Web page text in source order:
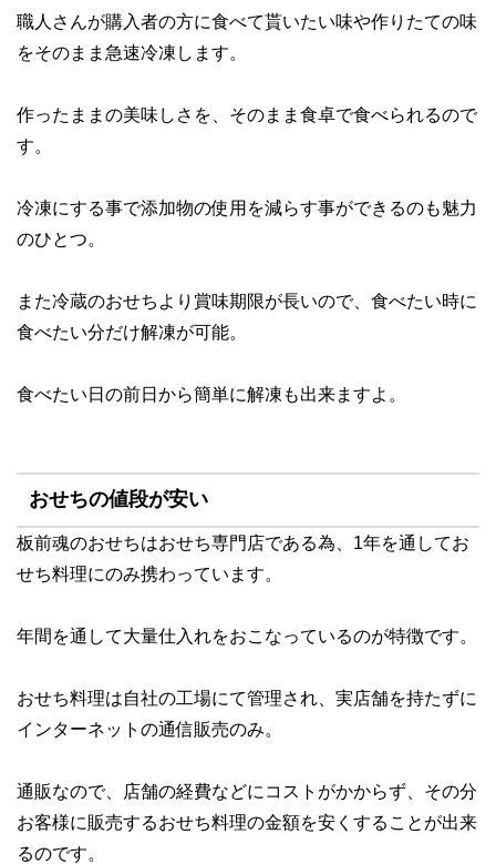
職人さんが購入者の方に食べて貰いたい味や作りたての味
をそのまま急速冷凍します。
作ったままの美味しさ を、そのまま食卓で食べられるので
す。
冷凍にする事で添加物の使用を減らす事ができるのも魅力
のひとつ。
また冷蔵のおせちより賞味期限が長いので、食べたい時に
食べたい分だけ解凍が可能。
食べたい日の前日から簡単に解凍も出来ますよ。
おせちの値段が安い
板前魂のおせちはおせち専門店である為、1年を通してお
せち料理にのみ携わっています。
年間を通して大量仕入れをおこなっているのが特徴です。
おせち料理は自社の工場にて管理され、実店舗を持たずに
インターネットの通信販売のみ。
通販なので、店舗の経費などにコストがかからず、その分
お客様に販売するおせち料理の金額を安くすることが出来
るのです。